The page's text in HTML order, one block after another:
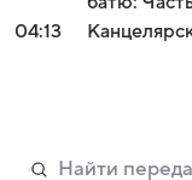
04:13